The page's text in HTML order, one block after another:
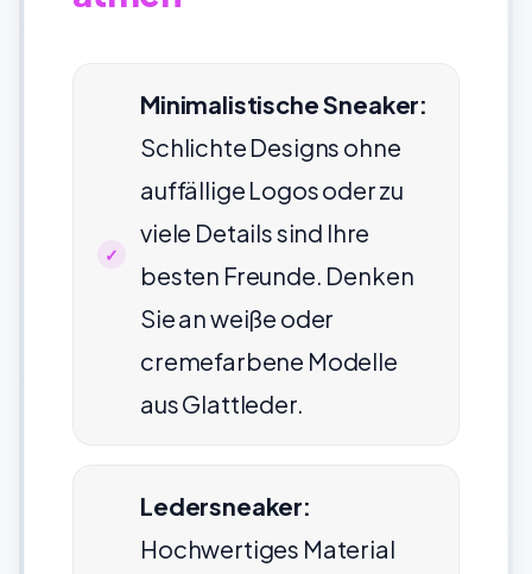
Minimalistische Sneaker:
Schlichte Designs ohne
auffällige Logos oder zu
viele Details sind Ihre
besten Freunde. Denken
Sie an weiße oder
cremefarbene Modelle
aus Glattleder.
Ledersneaker:
Hochwertiges Material